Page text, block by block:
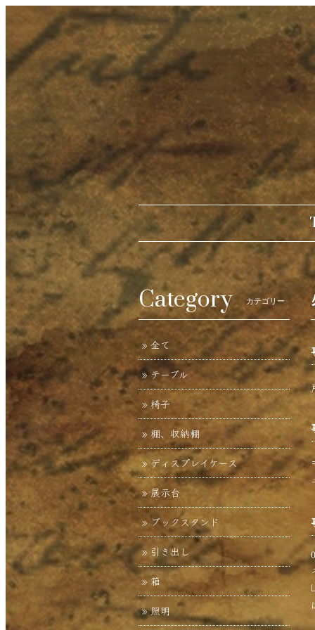
Category カテゴリー
全て
テーブル
椅子
棚、収納棚
ディスプレイケース
展示台
ブックスタンド
引き出し
箱
照明